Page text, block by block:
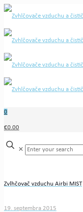
0
€0.00
✕
Zvlhčovač vzduchu Airbi MIST
19. septembra 2015